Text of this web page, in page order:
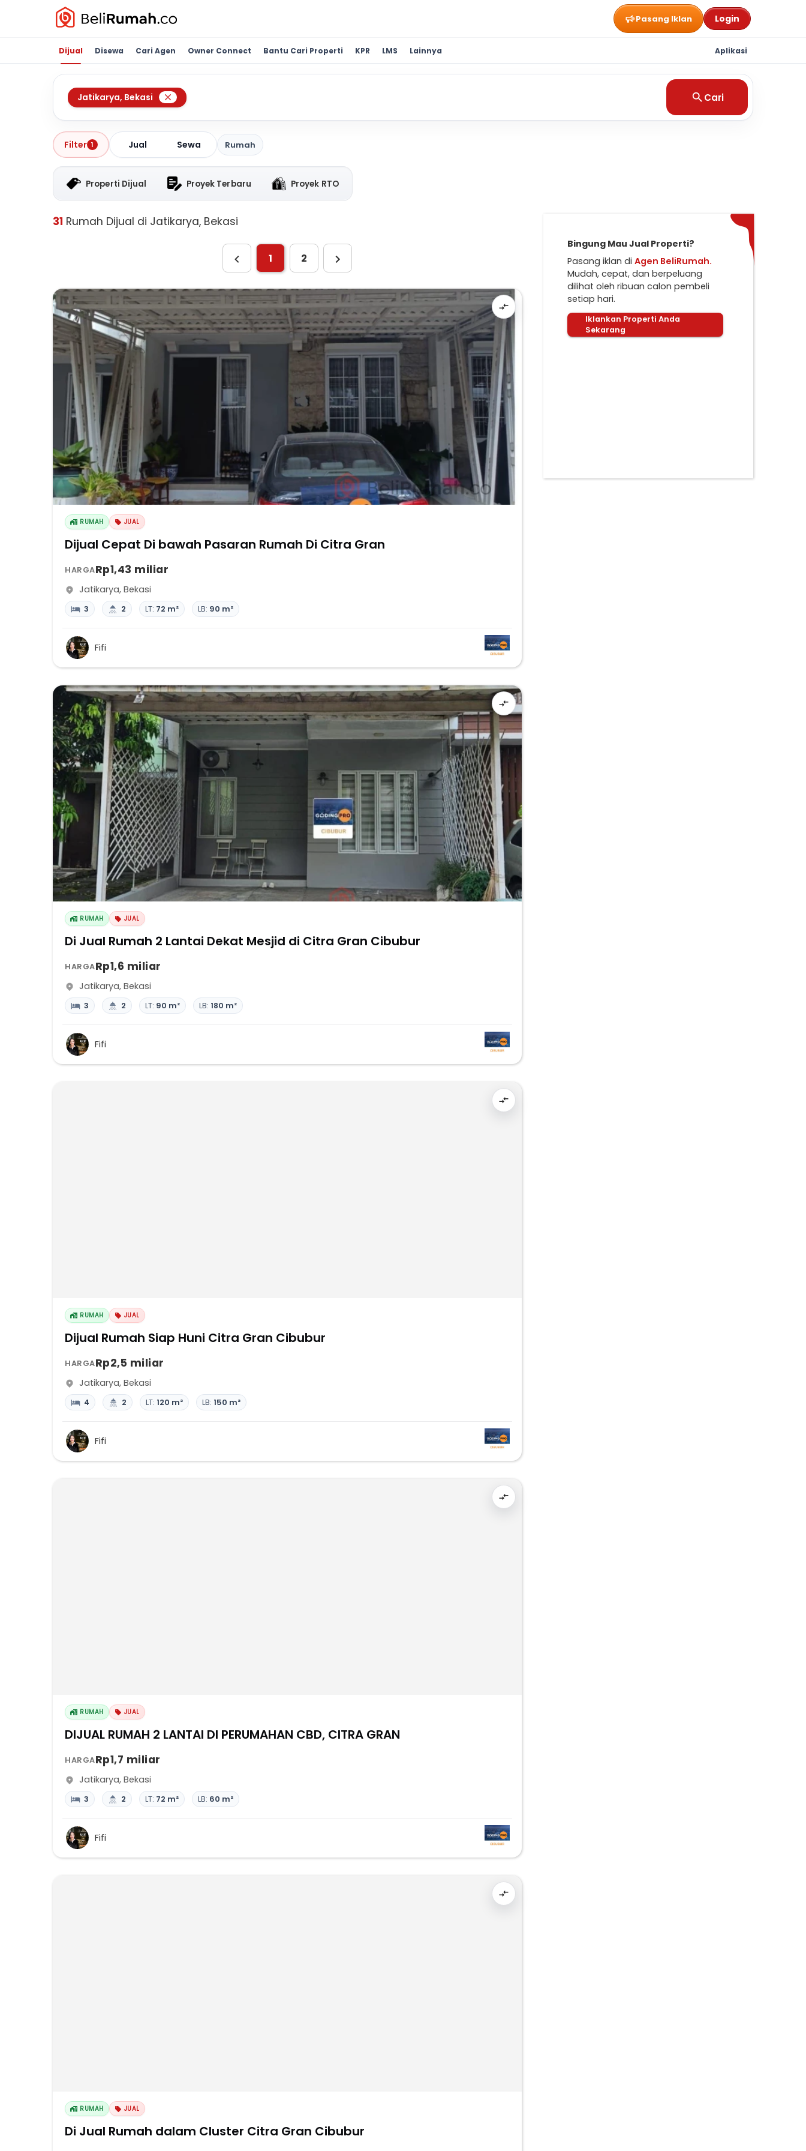
Pasang Iklan Login
Dijual Disewa Cari Agen Owner Connect Bantu Cari Properti KPR LMS Lainnya Aplikasi
Jatikarya, Bekasi Cari
Filter 1 Jual Sewa Rumah
Properti Dijual Proyek Terbaru Proyek RTO
31 Rumah Dijual di Jatikarya, Bekasi
1 2
RUMAH JUAL
Dijual Cepat Di bawah Pasaran Rumah Di Citra Gran
HARGARp1,43 miliar
Jatikarya, Bekasi
3 2 LT: 72 m² LB: 90 m²
Fifi
RUMAH JUAL
Di Jual Rumah 2 Lantai Dekat Mesjid di Citra Gran Cibubur
HARGARp1,6 miliar
Jatikarya, Bekasi
3 2 LT: 90 m² LB: 180 m²
Fifi
RUMAH JUAL
Dijual Rumah Siap Huni Citra Gran Cibubur
HARGARp2,5 miliar
Jatikarya, Bekasi
4 2 LT: 120 m² LB: 150 m²
Fifi
RUMAH JUAL
DIJUAL RUMAH 2 LANTAI DI PERUMAHAN CBD, CITRA GRAN
HARGARp1,7 miliar
Jatikarya, Bekasi
3 2 LT: 72 m² LB: 60 m²
Fifi
RUMAH JUAL
Di Jual Rumah dalam Cluster Citra Gran Cibubur
Bingung Mau Jual Properti?
Pasang iklan di Agen BeliRumah.
Mudah, cepat, dan berpeluang
dilihat oleh ribuan calon pembeli
setiap hari.
Iklankan Properti Anda
Sekarang